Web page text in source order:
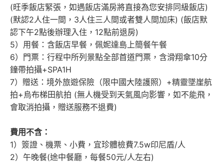
(旺季飯店緊張，如遇飯店滿房將直接為您安排同級飯店)
(默認2人住一間，3人住三人間或者雙人間加床) (飯店默
認下午2點後辦理入住，12點前退房)
5）用餐：含飯店早餐，佩妮達島上簡餐午餐
6）門票：行程中所列景點全部首道門票，含滑翔傘10分
鐘帶拍攝+SPA1H
7）贈送：境外旅遊保險（限中國大陸護照）+精靈墜崖航
拍+烏布梯田航拍 (無人機受到天氣風向影響，如不能飛，
會取消拍攝，贈送服務不退費)
費用不含：
1）簽證、機票、小費，宜珍體檢費7.5w印尼盾/人
2）午晚餐(途中餐廳，每餐50元/人左右)